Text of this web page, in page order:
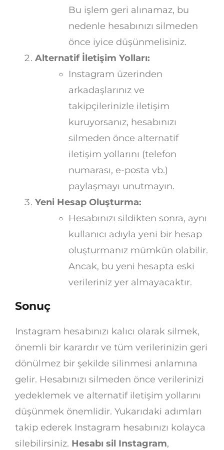
Bu işlem geri alınamaz, bu
nedenle hesabınızı silmeden
önce iyice düşünmelisiniz.
Alternatif İletişim Yolları:
Instagram üzerinden
arkadaşlarınız ve
takipçilerinizle iletişim
kuruyorsanız, hesabınızı
silmeden önce alternatif
iletişim yollarını (telefon
numarası, e-posta vb.)
paylaşmayı unutmayın.
Yeni Hesap Oluşturma:
Hesabınızı sildikten sonra, aynı
kullanıcı adıyla yeni bir hesap
oluşturmanız mümkün olabilir.
Ancak, bu yeni hesapta eski
verileriniz yer almayacaktır.
Sonuç
Instagram hesabınızı kalıcı olarak silmek,
önemli bir karardır ve tüm verilerinizin geri
dönülmez bir şekilde silinmesi anlamına
gelir. Hesabınızı silmeden önce verilerinizi
yedeklemek ve alternatif iletişim yollarını
düşünmek önemlidir. Yukarıdaki adımları
takip ederek Instagram hesabınızı kolayca
silebilirsiniz. Hesabı sil Instagram,